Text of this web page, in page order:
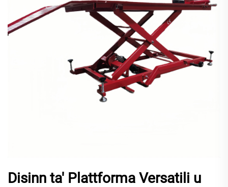
Disinn ta' Plattforma Versatili u